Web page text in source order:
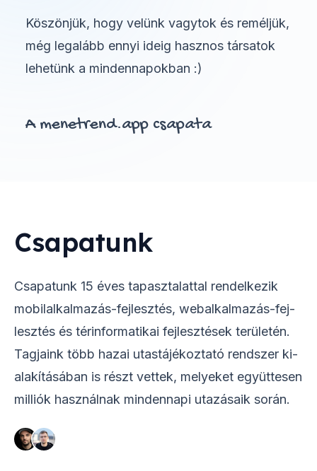
Köszönjük, hogy velünk vagytok és reméljük,
még legalább ennyi ideig hasznos társatok
lehetünk a mindennapokban :)
A menetrend.app csapata
Csapatunk
Csapatunk 15 éves tapasztalattal rendelkezik
mo­bil­al­kal­ma­zás-fej­lesz­tés, web­al­kal­ma­zás-fej­
lesz­tés és tér­in­for­ma­ti­ka­i fej­lesz­té­sek te­rü­le­tén.
Tag­ja­ink több ha­za­i u­tas­tá­jé­koz­ta­tó rend­szer ki­
a­la­kí­tá­sá­ban is részt vet­tek, me­lye­ket e­gyüt­te­sen
milliók hasz­nál­nak min­den­na­pi u­ta­zá­sa­ik so­rán.